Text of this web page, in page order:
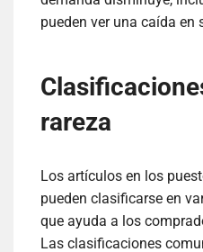
pueden ver una caída en
rareza
Los artículos en los
pueden clasificarse en
que ayuda a los
Las clasificaciones